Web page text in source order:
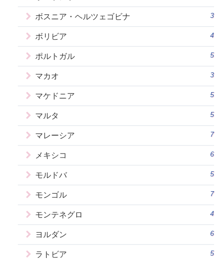
ボスニア・ヘルツェゴビナ 3
ボリビア 4
ポルトガル 5
マカオ 3
マケドニア 5
マルタ 5
マレーシア 7
メキシコ 6
モルドバ 5
モンゴル 7
モンテネグロ 4
ヨルダン 6
ラトビア 5